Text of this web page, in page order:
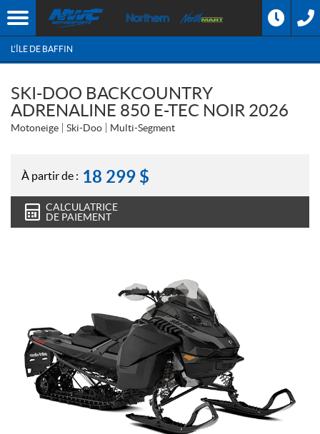
L'ÎLE DE BAFFIN
SKI-DOO BACKCOUNTRY
ADRENALINE 850 E-TEC NOIR 2026
Motoneige Ski-Doo Multi-Segment
À partir de : 18 299 $
CALCULATRICE
DE PAIEMENT